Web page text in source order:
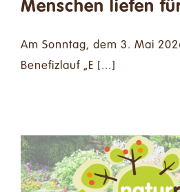
Menschen liefen
Am Sonntag, dem 3. Mai
Benefizlauf „E [...]